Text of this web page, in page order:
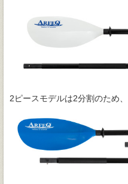
2ピースモデルは2分割のため